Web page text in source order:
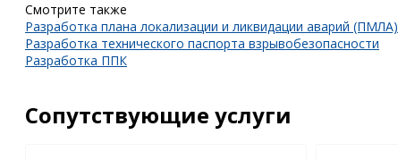
Смотрите также
Разработка плана локализации и ликвидации аварий (ПМЛА)
Разработка технического паспорта взрывобезопасности
Разработка ППК
Сопутствующие услуги